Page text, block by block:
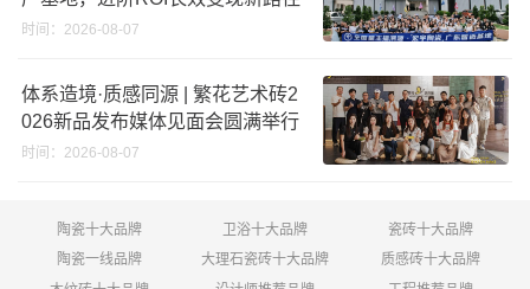
时间：2026-08-07
体系造境·质感同源 | 繁花艺术砖2
026新品发布媒体见面会圆满举行
时间：2026-08-07
陶瓷十大品牌 卫浴十大品牌
瓷砖十大品牌
陶瓷一线品牌
大理石瓷砖十大品牌
质感砖十大品牌